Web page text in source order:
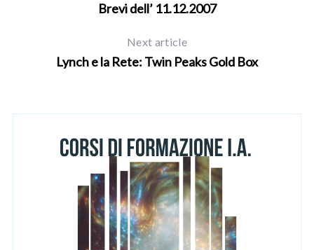
Brevi dell’ 11.12.2007
Next article
Lynch e la Rete: Twin Peaks Gold Box